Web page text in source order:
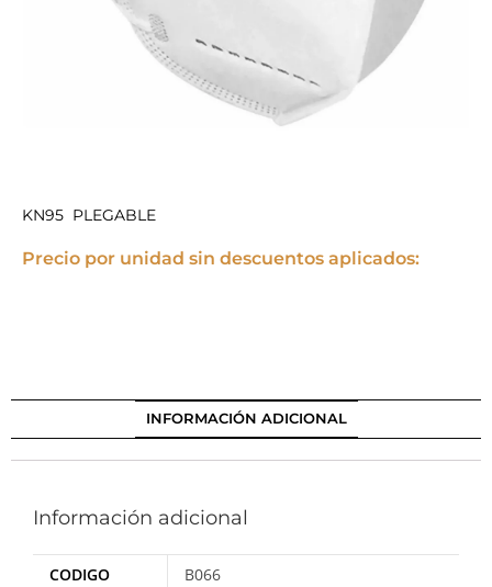
KN95 PLEGABLE
Precio por unidad sin descuentos aplicados:
INFORMACIÓN ADICIONAL
Información adicional
CODIGO
B066